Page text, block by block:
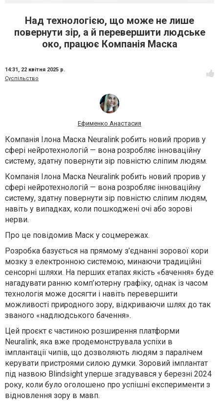
Над технологією, що може не лише
повернути зір, а й перевершити людське
око, працює Компанія Маска
14:31, 22 квітня 2025 р.
Суспільство
Ефименко Анастасия
Компанія Ілона Маска Neuralink робить новий прорив у
сфері нейротехнологій — вона розробляє інноваційну
систему, здатну повернути зір повністю сліпим людям.
Компанія Ілона Маска Neuralink робить новий прорив у
сфері нейротехнологій — вона розробляє інноваційну
систему, здатну повернути зір повністю сліпим людям,
навіть у випадках, коли пошкоджені очі або зорові
нерви.
Про це повідомив Маск у соцмережах.
Розробка базується на прямому з’єднанні зорової кори
мозку з електронною системою, минаючи традиційні
сенсорні шляхи. На перших етапах якість «бачення» буде
нагадувати ранню комп’ютерну графіку, однак із часом
технологія може досягти і навіть перевершити
можливості природного зору, відкриваючи шлях до так
званого «надлюдського бачення».
Цей проєкт є частиною розширення платформи
Neuralink, яка вже продемонструвала успіхи в
імплантації чипів, що дозволяють людям з паралічем
керувати пристроями силою думки. Зоровий імплантат
під назвою Blindsight уперше згадувався у березні 2024
року, коли було оголошено про успішні експерименти з
відновлення зору в мавп.